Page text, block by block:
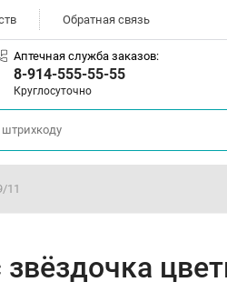
Обратная связь
Аптечная служба заказов:
8-914-555-55-55
Круглосуточно
11